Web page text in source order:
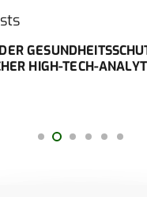
HIGH-TECH-